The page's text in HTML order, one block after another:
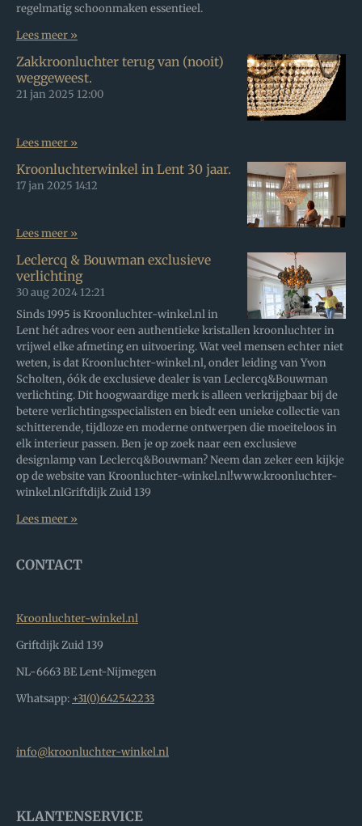
regelmatig schoonmaken essentieel.
Lees meer »
Zakkroonluchter terug van (nooit)
weggeweest.
21 jan 2025 12:00
Lees meer »
Kroonluchterwinkel in Lent 30 jaar.
17 jan 2025 14:12
Lees meer »
Leclercq & Bouwman exclusieve
verlichting
30 aug 2024 12:21
Sinds 1995 is Kroonluchter-winkel.nl in
Lent hét adres voor een authentieke kristallen kroonluchter in
vrijwel elke afmeting en uitvoering. Wat veel mensen echter niet
weten, is dat Kroonluchter-winkel.nl, onder leiding van Yvon
Scholten, óók de exclusieve dealer is van Leclercq&Bouwman
verlichting. Dit hoogwaardige merk is alleen verkrijgbaar bij de
betere verlichtingsspecialisten en biedt een unieke collectie van
schitterende, tijdloze en moderne ontwerpen die moeiteloos in
elk interieur passen. Ben je op zoek naar een exclusieve
designlamp van Leclercq&Bouwman? Neem dan zeker een kijkje
op de website van Kroonluchter-winkel.nl!www.kroonluchter-
winkel.nlGriftdijk Zuid 139
Lees meer »
CONTACT
Kroonluchter-winkel.nl
Griftdijk Zuid 139
NL-6663 BE Lent-Nijmegen
Whatsapp: +31(0)642542233
info@kroonluchter-winkel.nl
KLANTENSERVICE